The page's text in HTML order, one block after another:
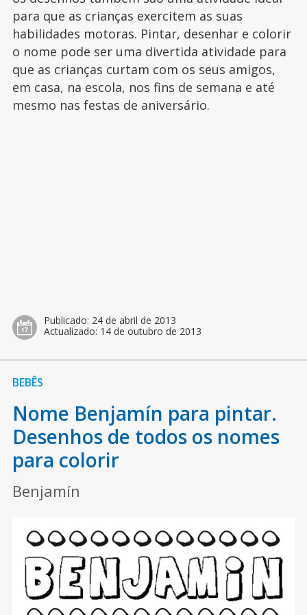
para que as crianças exercitem as suas
habilidades motoras. Pintar, desenhar e colorir
o nome pode ser uma divertida atividade para
que as crianças curtam com os seus amigos,
em casa, na escola, nos fins de semana e até
mesmo nas festas de aniversário.
Publicado: 24 de abril de 2013
Actualizado: 14 de outubro de 2013
BEBÊS
Nome Benjamín para pintar.
Desenhos de todos os nomes
para colorir
Benjamín